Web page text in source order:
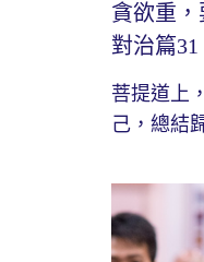
貪欲重，
對治篇31
菩提道上
己，總結